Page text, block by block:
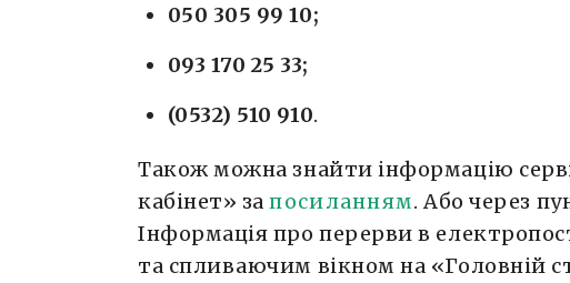
050 305 99 10;
093 170 25 33;
(0532) 510 910.
Також можна знайти інформацію
кабінет» запосиланням. Або через
Інформація про перерви в
та спливаючим вікном на «Головній